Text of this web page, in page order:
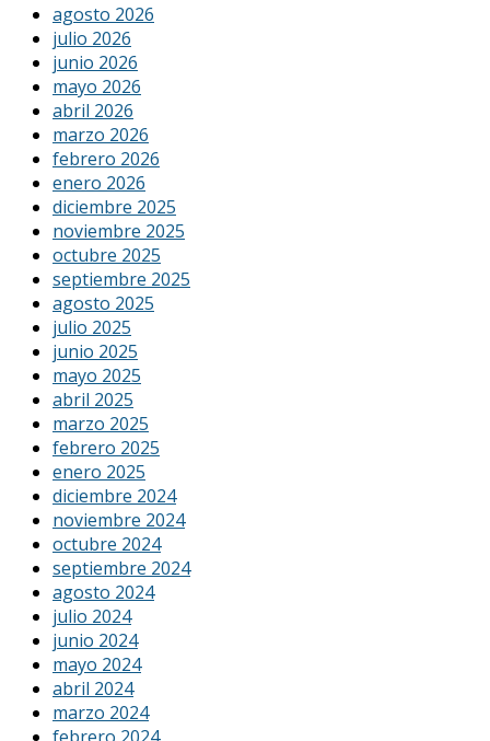
agosto 2026
julio 2026
junio 2026
mayo 2026
abril 2026
marzo 2026
febrero 2026
enero 2026
diciembre 2025
noviembre 2025
octubre 2025
septiembre 2025
agosto 2025
julio 2025
junio 2025
mayo 2025
abril 2025
marzo 2025
febrero 2025
enero 2025
diciembre 2024
noviembre 2024
octubre 2024
septiembre 2024
agosto 2024
julio 2024
junio 2024
mayo 2024
abril 2024
marzo 2024